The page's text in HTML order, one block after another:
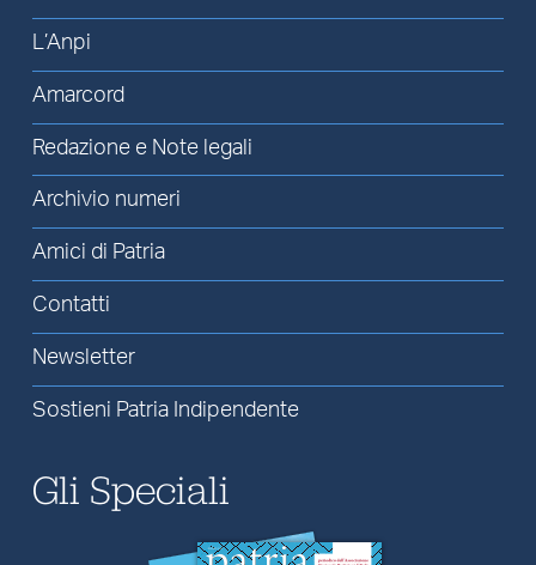
L’Anpi
Amarcord
Redazione e Note legali
Archivio numeri
Amici di Patria
Contatti
Newsletter
Sostieni Patria Indipendente
Gli Speciali